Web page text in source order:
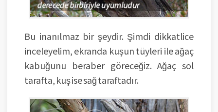
Bu inanılmaz bir şeydir. Şimdi dikkatlice
inceleyelim, ekranda kuşun tüyleri ile ağaç
kabuğunu beraber göreceğiz. Ağaç sol
tarafta, kuş ise sağ taraftadır.